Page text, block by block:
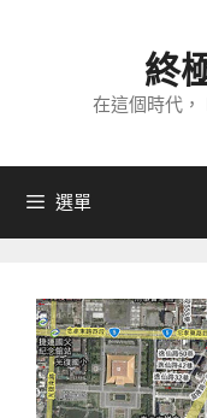
內
終
在這個時代
選單